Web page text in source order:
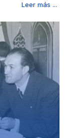
Leer más ...